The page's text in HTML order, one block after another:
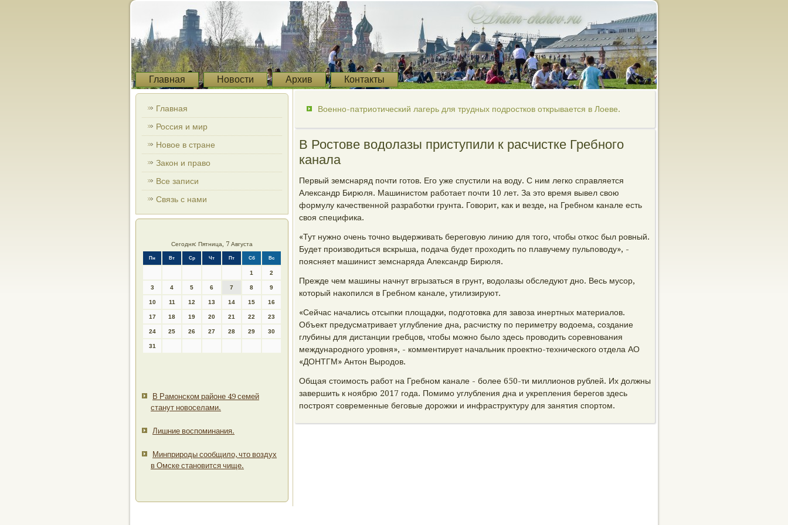
Главная Новости Архив Контакты
Главная
Россия и мир
Новое в стране
Закон и право
Все записи
Связь с нами
Сегодня: Пятница, 7 Августа
Пн Вт Ср Чт Пт Сб Вс
1 2
3 4 5 6 7 8 9
10 11 12 13 14 15 16
17 18 19 20 21 22 23
24 25 26 27 28 29 30
31
В Рамонском районе 49 семей
станут новоселами.
Лишние воспоминания.
Минприроды сообщило, что воздух
в Омске становится чище.
Военно-патриотический лагерь для трудных подростков открывается в Лоеве.
В Ростове водолазы приступили к расчистке Гребного
канала
Первый земснаряд почти готов. Его уже спустили на воду. С ним легко справляется
Александр Бирюля. Машинистом работает почти 10 лет. За это время вывел свою
формулу качественной разработки грунта. Говорит, как и везде, на Гребном канале есть
своя специфика.
«Тут нужно очень точно выдерживать береговую линию для того, чтобы откос был ровный.
Будет производиться вскрыша, подача будет проходить по плавучему пульповоду», -
поясняет машинист земснаряда Александр Бирюля.
Прежде чем машины начнут вгрызаться в грунт, водолазы обследуют дно. Весь мусор,
который накопился в Гребном канале, утилизируют.
«Сейчас начались отсыпки площадки, подготовка для завоза инертных материалов.
Объект предусматривает углубление дна, расчистку по периметру водоема, создание
глубины для дистанции гребцов, чтобы можно было здесь проводить соревнования
международного уровня», - комментирует начальник проектно-технического отдела АО
«ДОНТГМ» Антон Выродов.
Общая стоимость работ на Гребном канале - более 650-ти миллионов рублей. Их должны
завершить к ноябрю 2017 года. Помимо углубления дна и укрепления берегов здесь
построят современные беговые дорожки и инфраструктуру для занятия спортом.